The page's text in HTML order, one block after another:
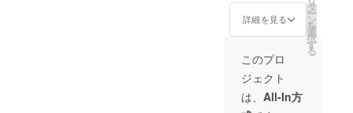
ムまた
は電話
前予約
が必要
となり
ます。
研磨
（お車
に合わ
せた研
磨メ
ニュー
ご記入
くださ
い。※紹
介内容
は企業
に関す
る事、
円（税
込）
込）
詳細を見る
タ
ー
ン
を
選
択
す
る
このプロ
ジェクト
は、 All-In方